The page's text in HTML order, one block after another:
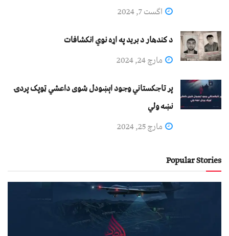
اگست 7, 2024
د کندهار د برید په اړه نوي انکشافات
مارچ 24, 2024
پر تاجکستاني وجود اېښودل شوی داعشي ټوپک پردۍ
نښه ولي
مارچ 25, 2024
Popular Stories